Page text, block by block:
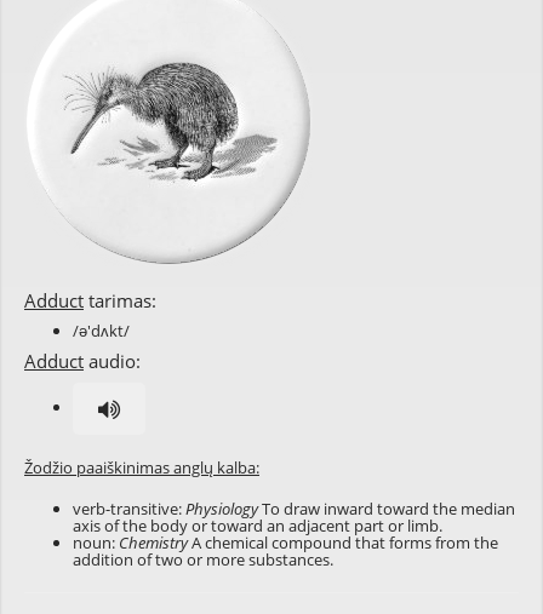
Adduct tarimas:
/ə'dʌkt/
Adduct audio:
Žodžio paaiškinimas anglų kalba:
verb-transitive:PhysiologyTo draw inward toward the median
axis of the body or toward an adjacent part or limb.
noun: ChemistryA chemical compound that forms from the
addition of two or more substances.